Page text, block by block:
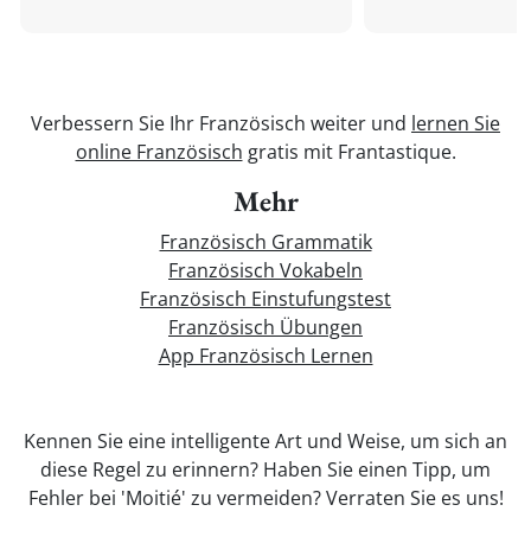
Verbessern Sie Ihr Französisch weiter und lernen Sie
online Französisch gratis mit Frantastique.
Mehr
Französisch Grammatik
Französisch Vokabeln
Französisch Einstufungstest
Französisch Übungen
App Französisch Lernen
Kennen Sie eine intelligente Art und Weise, um sich an
diese Regel zu erinnern? Haben Sie einen Tipp, um
Fehler bei 'Moitié' zu vermeiden? Verraten Sie es uns!